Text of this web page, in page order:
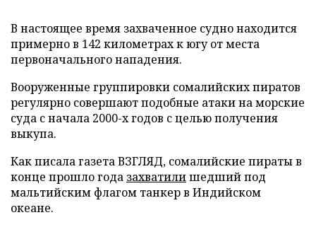
В настоящее время захваченное судно находится
примерно в 142 километрах к югу от места
первоначального нападения.
Вооруженные группировки сомалийских пиратов
регулярно совершают подобные атаки на морские
суда с начала 2000-х годов с целью получения
выкупа.
Как писала газета ВЗГЛЯД, сомалийские пираты в
конце прошло года захватилишедший под
мальтийским флагом танкер в Индийском
океане.